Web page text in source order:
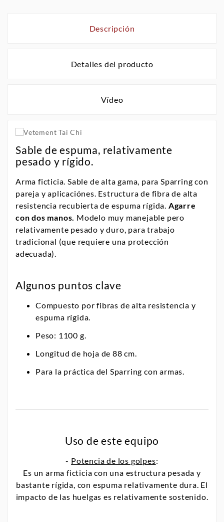
Descripción
Detalles del producto
Vídeo
Sable de espuma, relativamente
pesado y rígido.
Arma ficticia. Sable de alta gama, para Sparring con
pareja y aplicaciónes. Estructura de fibra de alta
resistencia recubierta de espuma rígida. Agarre
con dos manos. Modelo muy manejable pero
relativamente pesado y duro, para trabajo
tradicional ​​(que requiere una protección
adecuada).
Algunos puntos clave
Compuesto por fibras de alta resistencia y
espuma rígida.
Peso: 1100 g.
Longitud de hoja de 88 cm.
Para la práctica del Sparring con armas.
Uso de este equipo
- Potencia de los golpes:
Es un arma ficticia con una estructura pesada y
bastante rígida, con espuma relativamente dura. El
impacto de las huelgas es relativamente sostenido.